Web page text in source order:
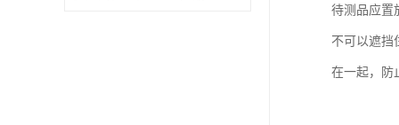
待测品应置
不可以遮挡
在一起，防